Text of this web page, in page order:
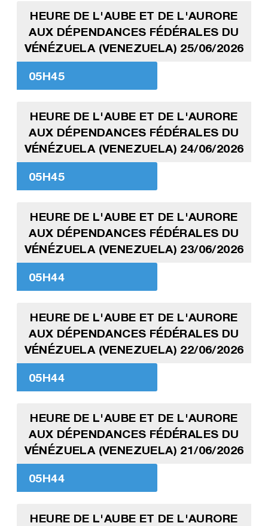
HEURE DE L'AUBE ET DE L'AURORE
AUX DÉPENDANCES FÉDÉRALES DU
VÉNÉZUELA (VENEZUELA) 25/06/2026
05H45
HEURE DE L'AUBE ET DE L'AURORE
AUX DÉPENDANCES FÉDÉRALES DU
VÉNÉZUELA (VENEZUELA) 24/06/2026
05H45
HEURE DE L'AUBE ET DE L'AURORE
AUX DÉPENDANCES FÉDÉRALES DU
VÉNÉZUELA (VENEZUELA) 23/06/2026
05H44
HEURE DE L'AUBE ET DE L'AURORE
AUX DÉPENDANCES FÉDÉRALES DU
VÉNÉZUELA (VENEZUELA) 22/06/2026
05H44
HEURE DE L'AUBE ET DE L'AURORE
AUX DÉPENDANCES FÉDÉRALES DU
VÉNÉZUELA (VENEZUELA) 21/06/2026
05H44
HEURE DE L'AUBE ET DE L'AURORE